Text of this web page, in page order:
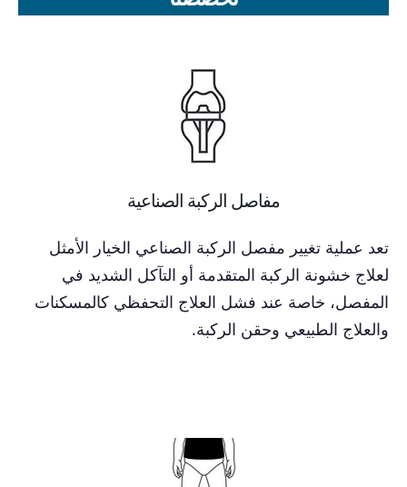
مفاصل الركبة الصناعية
تعد عملية تغيير مفصل الركبة الصناعي الخيار الأمثل
لعلاج خشونة الركبة المتقدمة أو التآكل الشديد في
المفصل، خاصة عند فشل العلاج التحفظي كالمسكنات
والعلاج الطبيعي وحقن الركبة.